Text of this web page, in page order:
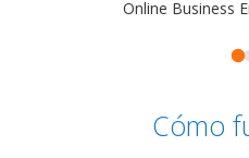
Online Business
Cómo